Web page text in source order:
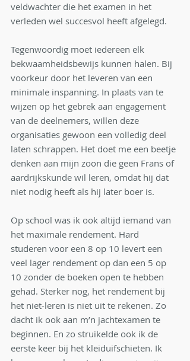
veldwachter die het examen in het
verleden wel succesvol heeft afgelegd.
Tegenwoordig moet iedereen elk
bekwaamheidsbewijs kunnen halen. Bij
voorkeur door het leveren van een
minimale inspanning. In plaats van te
wijzen op het gebrek aan engagement
van de deelnemers, willen deze
organisaties gewoon een volledig deel
laten schrappen. Het doet me een beetje
denken aan mijn zoon die geen Frans of
aardrijkskunde wil leren, omdat hij dat
niet nodig heeft als hij later boer is.
Op school was ik ook altijd iemand van
het maximale rendement. Hard
studeren voor een 8 op 10 levert een
veel lager rendement op dan een 5 op
10 zonder de boeken open te hebben
gehad. Sterker nog, het rendement bij
het niet-leren is niet uit te rekenen. Zo
dacht ik ook aan m’n jachtexamen te
beginnen. En zo struikelde ook ik de
eerste keer bij het kleiduifschieten. Ik